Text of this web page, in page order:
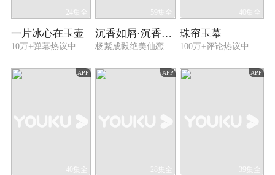
24集全
一片冰心在玉壶
10万+弹幕热议中
59集全
沉香如屑·沉香重华
杨紫成毅绝美仙恋
40集全
珠帘玉幕
100万+评论热议中
APP
40集全
APP
28集全
APP
39集全